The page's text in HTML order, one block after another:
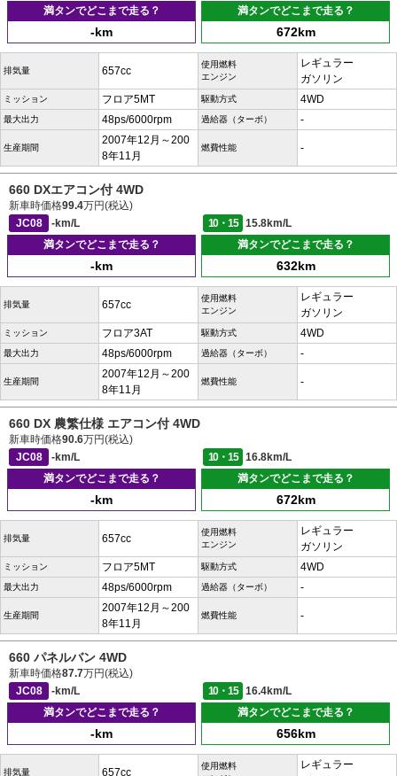
満タンでどこまで走る？
-km
満タンでどこまで走る？
672km
排気量 657cc
使用燃料
エンジン
レギュラー
ガソリン
ミッション フロア5MT 駆動方式 4WD
最大出力 48ps/6000rpm 過給器（ターボ） -
生産期間
2007年12月～200
8年11月
燃費性能 -
660 DXエアコン付 4WD
新車時価格99.4万円(税込)
JC08
-km/L 10・15
15.8km/L
満タンでどこまで走る？
-km
満タンでどこまで走る？
632km
排気量 657cc
使用燃料
エンジン
レギュラー
ガソリン
ミッション フロア3AT 駆動方式 4WD
最大出力 48ps/6000rpm 過給器（ターボ） -
生産期間
2007年12月～200
8年11月
燃費性能 -
660 DX 農繁仕様 エアコン付 4WD
新車時価格90.6万円(税込)
JC08
-km/L 10・15
16.8km/L
満タンでどこまで走る？
-km
満タンでどこまで走る？
672km
排気量 657cc
使用燃料
エンジン
レギュラー
ガソリン
ミッション フロア5MT 駆動方式 4WD
最大出力 48ps/6000rpm 過給器（ターボ） -
生産期間
2007年12月～200
8年11月
燃費性能 -
660 パネルバン 4WD
新車時価格87.7万円(税込)
JC08
-km/L 10・15
16.4km/L
満タンでどこまで走る？
-km
満タンでどこまで走る？
656km
排気量 657cc
使用燃料
レギュラー